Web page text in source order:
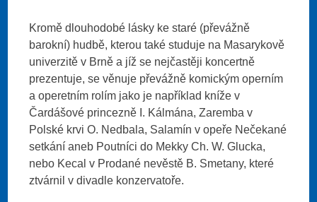
​Kromě dlouhodobé lásky ke staré (převážně
barokní) hudbě, kterou také studuje na Masarykově
univerzitě v Brně a jíž se nejčastěji koncertně
prezentuje, se věnuje převážně komickým operním
a operetním rolím jako je například kníže v
Čardášové princezně I. Kálmána, Zaremba v
Polské krvi O. Nedbala, Salamín v opeře Nečekané
setkání aneb Poutníci do Mekky Ch. W. Glucka,
nebo Kecal v Prodané nevěstě B. Smetany, které
ztvárnil v divadle konzervatoře.